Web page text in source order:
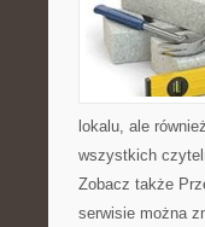
lokalu, ale
wszystkich
Zobacz także
serwisie można